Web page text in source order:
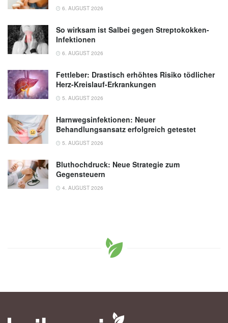
6. AUGUST 2026
So wirksam ist Salbei gegen Streptokokken-
Infektionen
6. AUGUST 2026
Fettleber: Drastisch erhöhtes Risiko tödlicher
Herz-Kreislauf-Erkrankungen
5. AUGUST 2026
Harnwegsinfektionen: Neuer
Behandlungsansatz erfolgreich getestet
5. AUGUST 2026
Bluthochdruck: Neue Strategie zum
Gegensteuern
4. AUGUST 2026